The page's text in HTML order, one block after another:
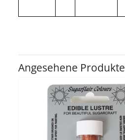
Angesehene Produkte